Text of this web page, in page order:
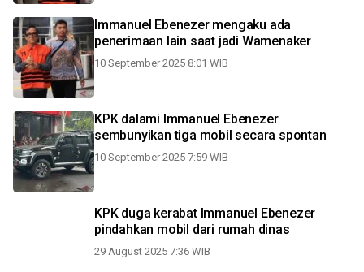
Immanuel Ebenezer mengaku ada
penerimaan lain saat jadi Wamenaker
10 September 2025 8:01 WIB
KPK dalami Immanuel Ebenezer
sembunyikan tiga mobil secara spontan
10 September 2025 7:59 WIB
KPK duga kerabat Immanuel Ebenezer
pindahkan mobil dari rumah dinas
29 August 2025 7:36 WIB